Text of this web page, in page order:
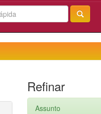
Refinar
Assunto